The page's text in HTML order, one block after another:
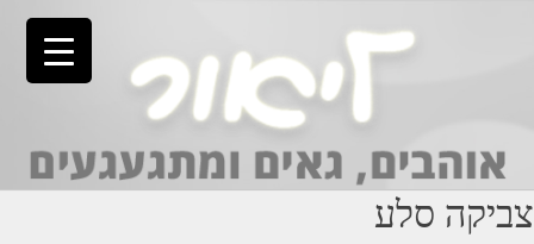
צביקה סלע